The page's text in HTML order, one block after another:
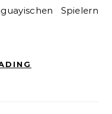
Spielern